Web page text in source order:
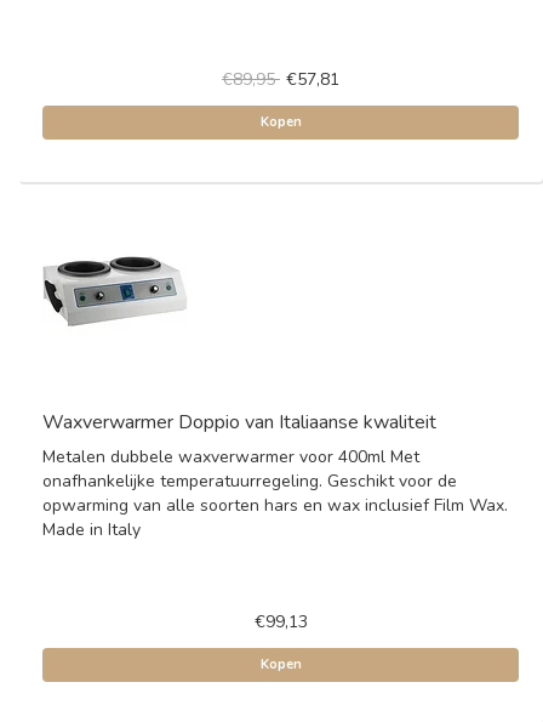
€89,95 €57,81
Kopen
Waxverwarmer Doppio van Italiaanse kwaliteit
Metalen dubbele waxverwarmer voor 400ml Met
onafhankelijke temperatuurregeling. Geschikt voor de
opwarming van alle soorten hars en wax inclusief Film Wax.
Made in Italy
€99,13
Kopen